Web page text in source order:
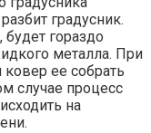
градусник.
будет гораздо
металла. При
ее собрать
случае процесс
на